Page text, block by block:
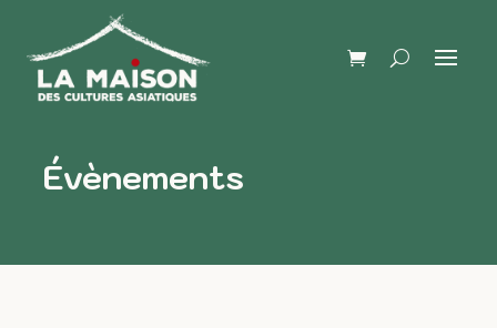
Évènements